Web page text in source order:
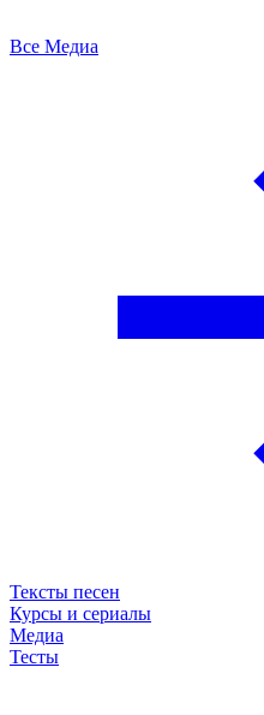
Все Медиа
Тексты песен
Курсы и сериалы
Медиа
Тесты